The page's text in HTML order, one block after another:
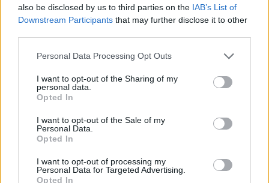
also be disclosed by us to third parties on the IAB’s List of
Downstream Participants that may further disclose it to other
Personal Data Processing Opt Outs
I want to opt-out of the Sharing of my
personal data.
Opted In
I want to opt-out of the Sale of my
Personal Data.
Opted In
I want to opt-out of processing my
Personal Data for Targeted Advertising.
Opted In
A
R A
S
S
BUSCAR MÁS
RESPUESTAS
Por favor seleccione los niveles:
Palabras Conectadas Respuesta de nivel 26754